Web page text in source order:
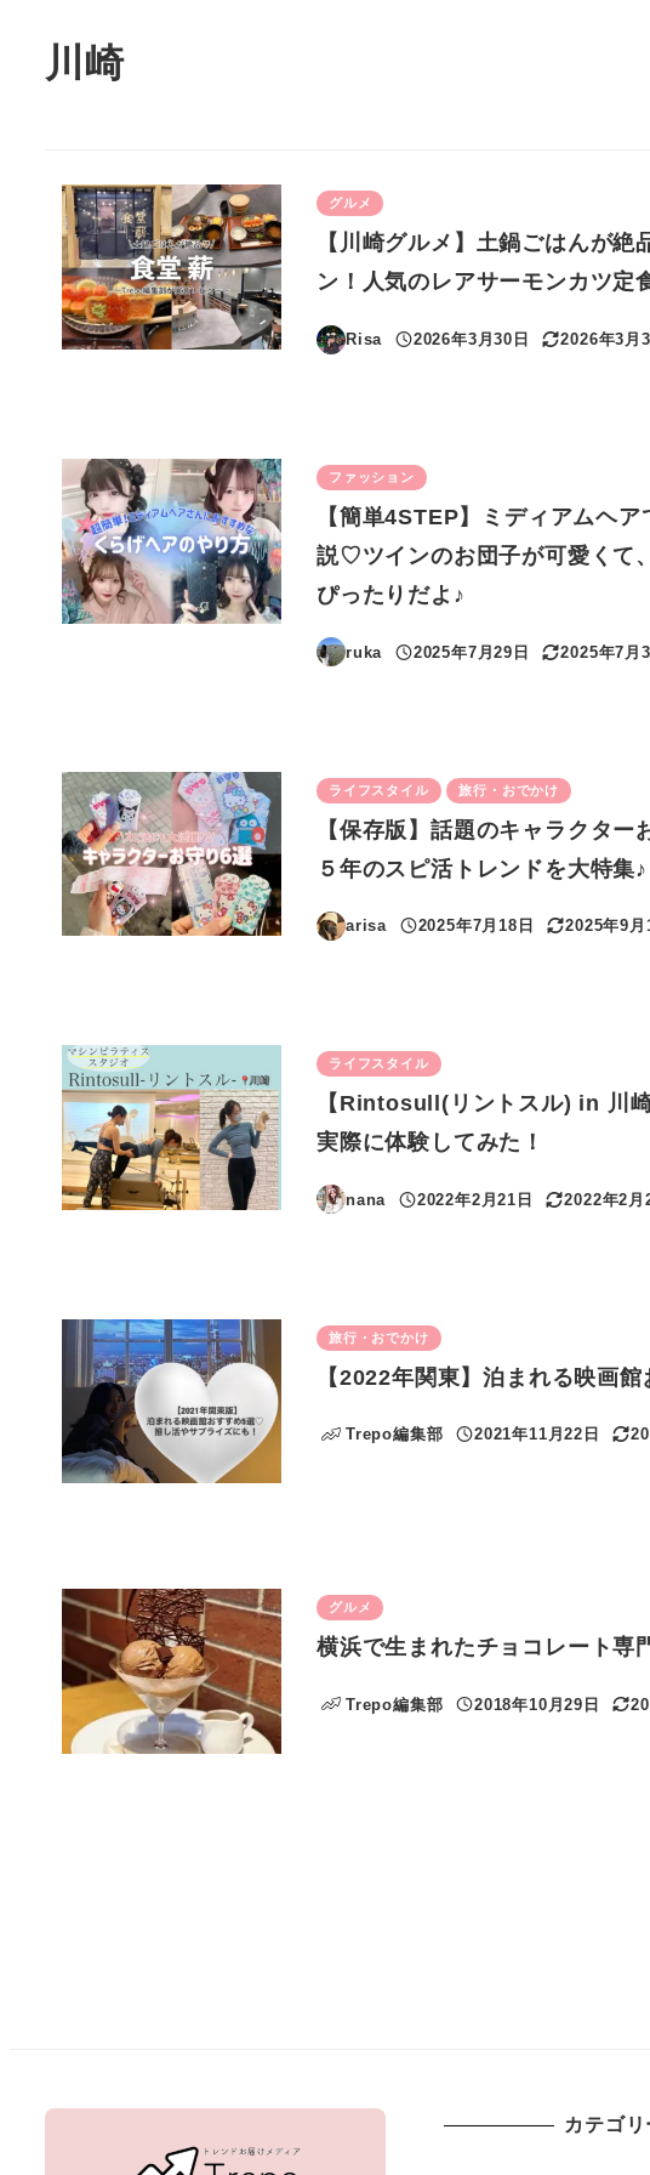
川崎
グルメ
【川崎グルメ】土鍋ごはんが
ン！人気のレアサーモンカツ
Risa
投稿日
2026年3月30日
更新日
2026年3月
ファッション
【簡単4STEP】ミディアムヘ
説♡ツインのお団子が可愛くて
ぴったりだよ♪
ruka
投稿日
2025年7月29日
更新日
2025年7月
ライフスタイル 旅行・おでかけ
【保存版】話題のキャラクタ
５年のスピ活トレンドを大特集♪
arisa
投稿日
2025年7月18日
更新日
2025年9月
ライフスタイル
【Rintosull(リントスル) in 川
実際に体験してみた！
nana
投稿日
2022年2月21日
更新日
2022年2月
旅行・おでかけ
【2022年関東】泊まれる映画
Trepo編集部
投稿日
2021年11月22日
更新
グルメ
横浜で生まれたチョコレート専
Trepo編集部
投稿日
2018年10月29日
更新
カテゴリ